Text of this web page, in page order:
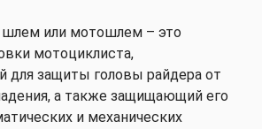
или мотошлем – это
мотоциклиста,
для защиты головы райдера от
а также защищающий его
и механических